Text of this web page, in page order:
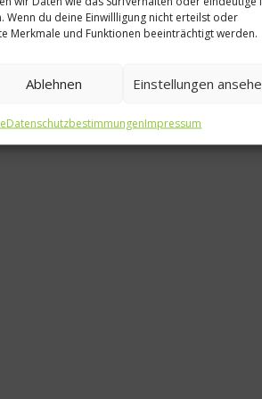
Wenn du deine Einwillligung nicht erteilst oder
Merkmale und Funktionen beeinträchtigt werden.
Ablehnen Einstellungen
DatenschutzbestimmungenImpressum
All Inclusive –
Authentische
Mexiko
13. September 2024